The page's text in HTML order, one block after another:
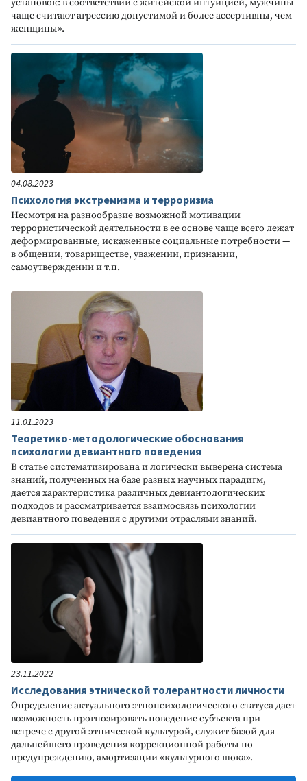
установок: в соответствии с житейской интуицией, мужчины
чаще считают агрессию допустимой и более ассертивны, чем
женщины».
04.08.2023
Психология экстремизма и терроризма
Несмотря на разнообразие возможной мотивации
террористической деятельности в ее основе чаще всего лежат
деформированные, искаженные социальные потребности —
в общении, товариществе, уважении, признании,
самоутверждении и т.п.
11.01.2023
Теоретико-методологические обоснования
психологии девиантного поведения
В статье систематизирована и логически выверена система
знаний, полученных на базе разных научных парадигм,
дается характеристика различных девиантологических
подходов и рассматривается взаимосвязь психологии
девиантного поведения с другими отраслями знаний.
23.11.2022
Исследования этнической толерантности личности
Определение актуального этнопсихологического статуса дает
возможность прогнозировать поведение субъекта при
встрече с другой этнической культурой, служит базой для
дальнейшего проведения коррекционной работы по
предупреждению, амортизации «культурного шока».